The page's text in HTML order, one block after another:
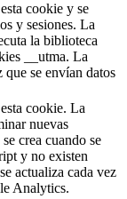
cookie y se
y sesiones. La
la biblioteca
__utma. La
que se envían datos
cookie. La
nuevas
crea cuando se
y no existen
actualiza cada vez
Analytics.